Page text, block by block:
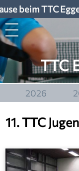
beim TTC
2026
2018
2014
2010
TTC
11. TTC